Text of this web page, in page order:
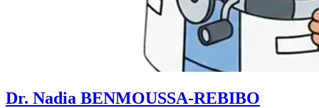
Dr. Nadia BENMOUSSA-REBIBO